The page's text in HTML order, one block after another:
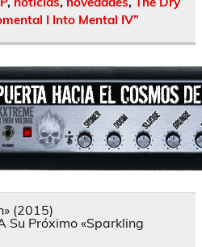
I Into Mental IV”
(2015)
Su Próximo «Sparkling